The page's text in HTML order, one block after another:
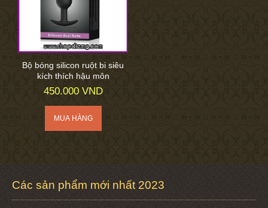
Bộ bóng silicon ruột bi siêu
kích thích hậu môn
450.000 VND
Các sản phẩm mới nhất 2023